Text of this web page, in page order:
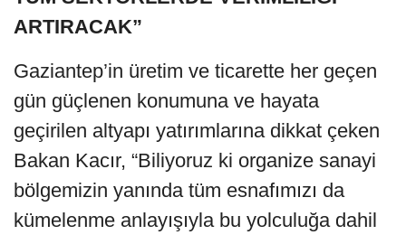
ARTIRACAK”
Gaziantep’in üretim ve ticarette her geçen
gün güçlenen konumuna ve hayata
geçirilen altyapı yatırımlarına dikkat çeken
Bakan Kacır, “Biliyoruz ki organize sanayi
bölgemizin yanında tüm esnafımızı da
kümelenme anlayışıyla bu yolculuğa dahil